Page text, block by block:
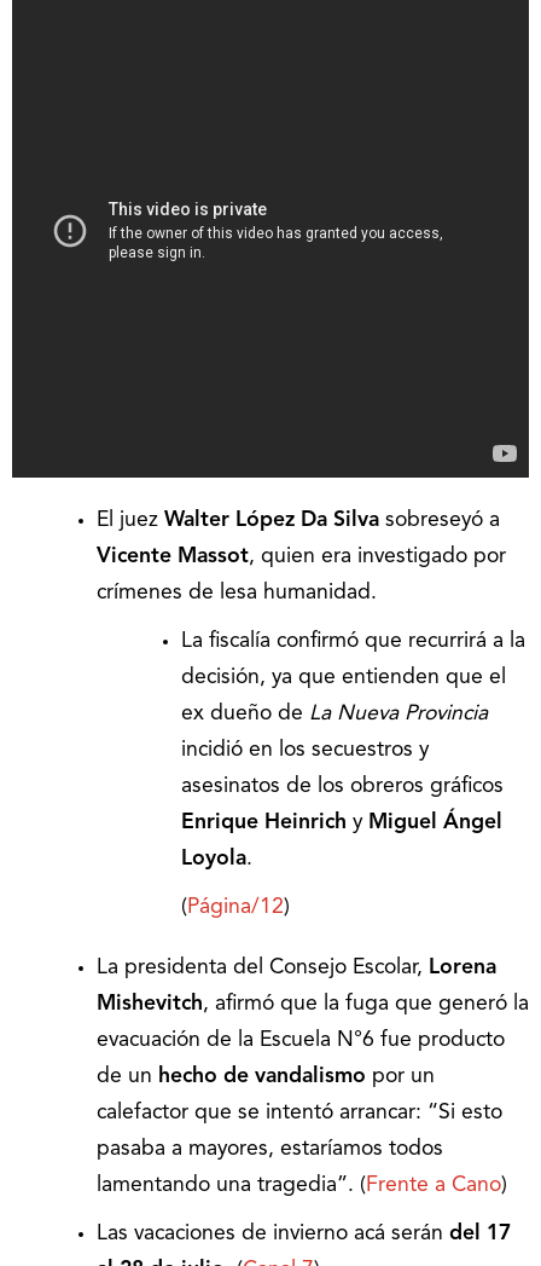
El juez Walter López Da Silva sobreseyó a
Vicente Massot, quien era investigado por
crímenes de lesa humanidad.
La fiscalía confirmó que recurrirá a la
decisión, ya que entienden que el
ex dueño de La Nueva Provincia
incidió en los secuestros y
asesinatos de los obreros gráficos
Enrique Heinrich y Miguel Ángel
Loyola.
( Página/12)
La presidenta del Consejo Escolar, Lorena
Mishevitch, afirmó que la fuga que generó la
evacuación de la Escuela N°6 fue producto
de un hecho de vandalismo por un
calefactor que se intentó arrancar: “Si esto
pasaba a mayores, estaríamos todos
lamentando una tragedia”. ( Frente a Cano)
Las vacaciones de invierno acá serán del 17